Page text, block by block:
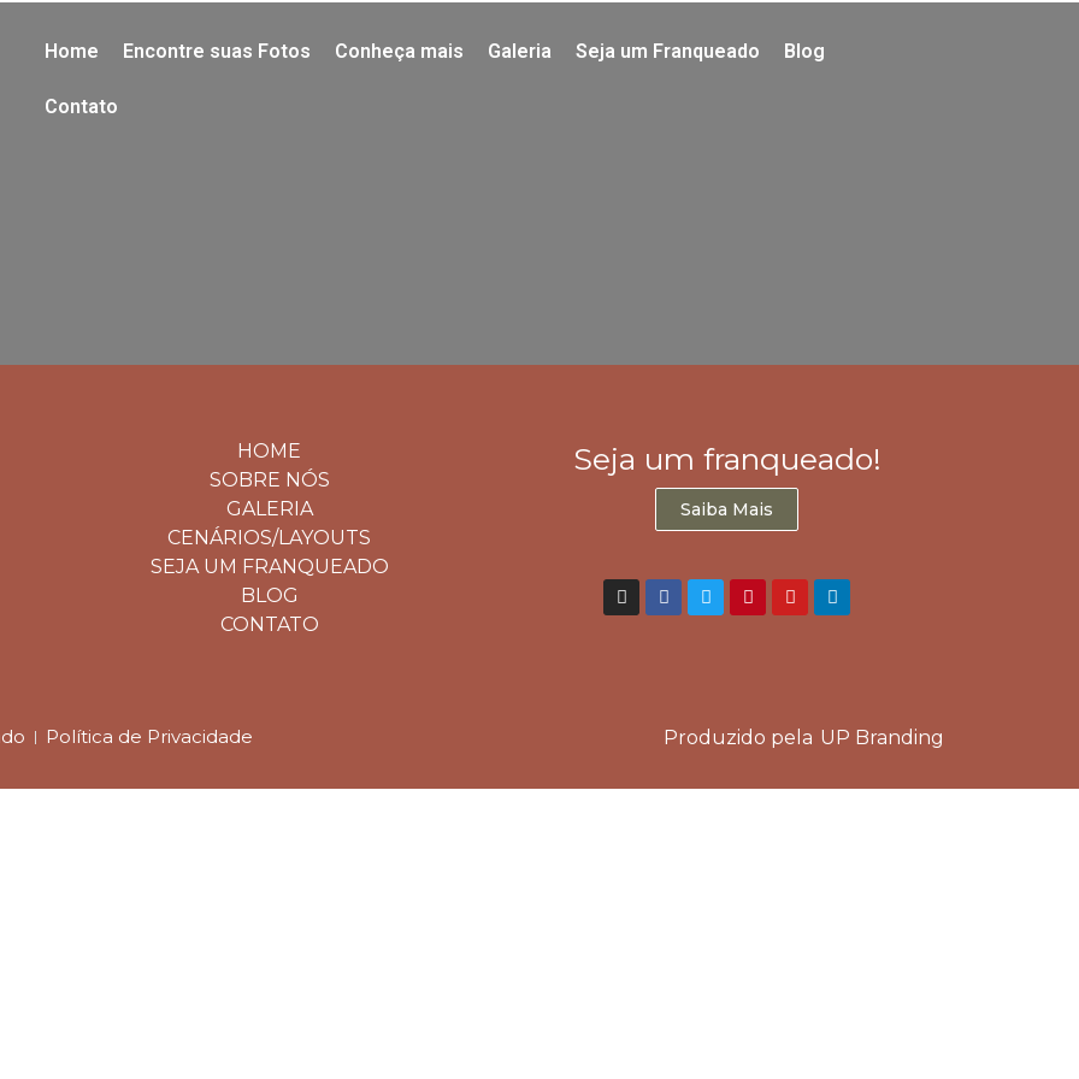
Home Encontre suas Fotos Conheça mais Galeria Seja um Franqueado Blog
Contato
HOME
SOBRE NÓS
GALERIA
CENÁRIOS/LAYOUTS
SEJA UM FRANQUEADO
BLOG
CONTATO
Seja um franqueado!
Saiba Mais
Política de Privacidade Produzido pela UP Branding